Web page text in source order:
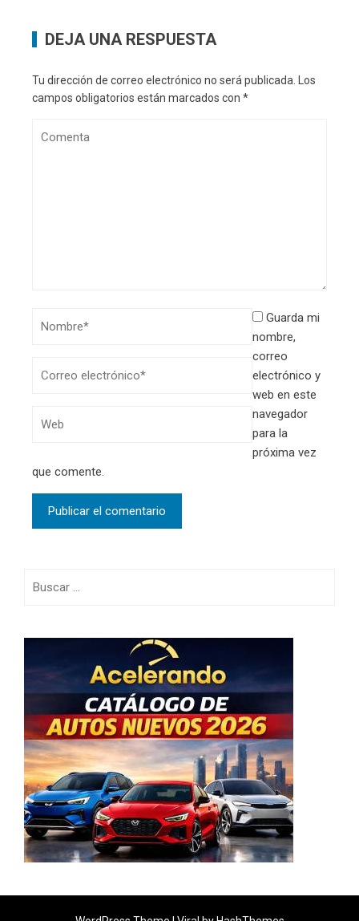
DEJA UNA RESPUESTA
Tu dirección de correo electrónico no será publicada.
Los
campos obligatorios están marcados con *
Guarda mi
nombre,
correo
electrónico y
web en este
navegador
para la
próxima vez
que comente.